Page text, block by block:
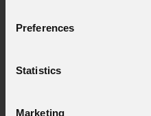
Preferences
Statistics
Marketing